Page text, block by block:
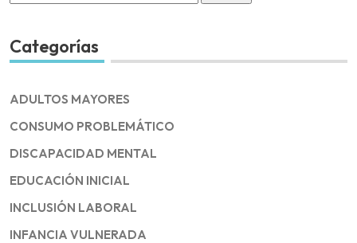
for:
Categorías
ADULTOS MAYORES
CONSUMO PROBLEMÁTICO
DISCAPACIDAD MENTAL
EDUCACIÓN INICIAL
INCLUSIÓN LABORAL
INFANCIA VULNERADA